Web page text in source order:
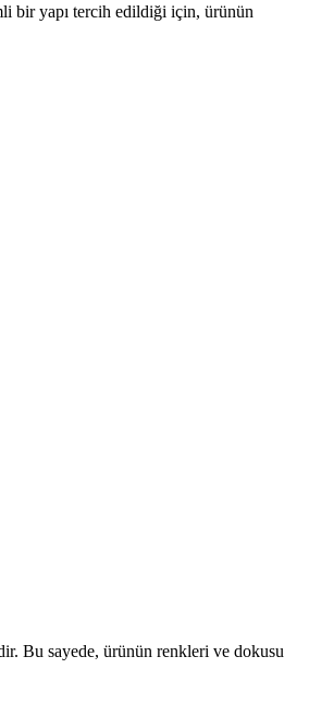
bir yapı tercih edildiği için, ürünün
Bu sayede, ürünün renkleri ve dokusu